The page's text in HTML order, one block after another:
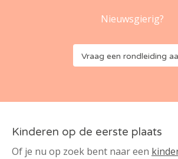
Nieuwsgierig?
Vraag een rondleiding
Kinderen op de eerste plaats
Of je nu op zoek bent naar een